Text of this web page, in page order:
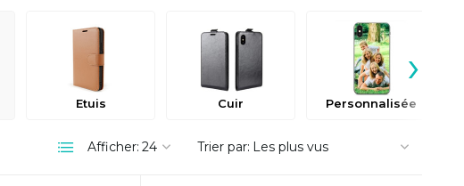
Etuis Cuir Personnalisée
›
Afficher: Trier par: